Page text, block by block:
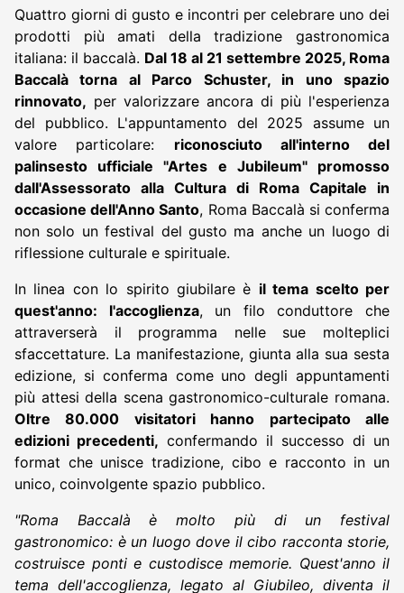
Quattro giorni di gusto e incontri per celebrare uno dei
prodotti più amati della tradizione gastronomica
italiana: il baccalà. Dal 18 al 21 settembre 2025, Roma
Baccalà torna al Parco Schuster, in uno spazio
rinnovato, per valorizzare ancora di più l'esperienza
del pubblico. L'appuntamento del 2025 assume un
valore particolare: riconosciuto all'interno del
palinsesto ufficiale "Artes e Jubileum" promosso
dall'Assessorato alla Cultura di Roma Capitale in
occasione dell'Anno Santo, Roma Baccalà si conferma
non solo un festival del gusto ma anche un luogo di
riflessione culturale e spirituale.
In linea con lo spirito giubilare è il tema scelto per
quest'anno: l'accoglienza, un filo conduttore che
attraverserà il programma nelle sue molteplici
sfaccettature. La manifestazione, giunta alla sua sesta
edizione, si conferma come uno degli appuntamenti
più attesi della scena gastronomico-culturale romana.
Oltre 80.000 visitatori hanno partecipato alle
edizioni precedenti, confermando il successo di un
format che unisce tradizione, cibo e racconto in un
unico, coinvolgente spazio pubblico.
"Roma Baccalà è molto più di un festival
gastronomico: è un luogo dove il cibo racconta storie,
costruisce ponti e custodisce memorie. Quest'anno il
tema dell'accoglienza, legato al Giubileo, diventa il